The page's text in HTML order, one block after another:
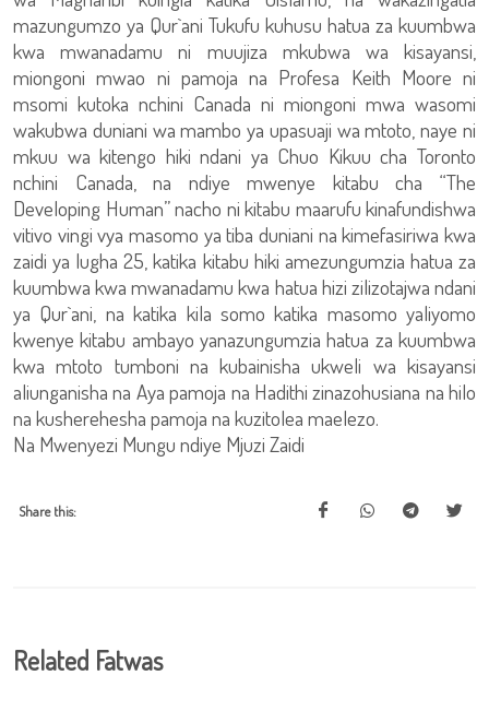
mazungumzo ya Qur`ani Tukufu kuhusu hatua za kuumbwa
kwa mwanadamu ni muujiza mkubwa wa kisayansi,
miongoni mwao ni pamoja na Profesa Keith Moore ni
msomi kutoka nchini Canada ni miongoni mwa wasomi
wakubwa duniani wa mambo ya upasuaji wa mtoto, naye ni
mkuu wa kitengo hiki ndani ya Chuo Kikuu cha Toronto
nchini Canada, na ndiye mwenye kitabu cha “The
Developing Human” nacho ni kitabu maarufu kinafundishwa
vitivo vingi vya masomo ya tiba duniani na kimefasiriwa kwa
zaidi ya lugha 25, katika kitabu hiki amezungumzia hatua za
kuumbwa kwa mwanadamu kwa hatua hizi zilizotajwa ndani
ya Qur`ani, na katika kila somo katika masomo yaliyomo
kwenye kitabu ambayo yanazungumzia hatua za kuumbwa
kwa mtoto tumboni na kubainisha ukweli wa kisayansi
aliunganisha na Aya pamoja na Hadithi zinazohusiana na hilo
na kusherehesha pamoja na kuzitolea maelezo.
Na Mwenyezi Mungu ndiye Mjuzi Zaidi
Share this:
Related Fatwas